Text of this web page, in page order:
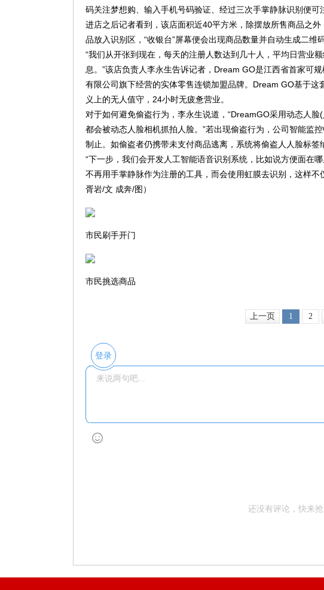
码关注梦想购、输入手机号码验证、经过三次手掌静脉识别便可
进店之后记者看到，该店面积近40平方米，除摆放所售商品之
品放入识别区，“收银台”屏幕便会出现商品数量并自动生成二维
“我们从开张到现在，每天的注册人数达到几十人，平均日营业
息。”该店负责人李永生告诉记者，Dream GO是江西省首家可
有限公司旗下经营的实体零售连锁加盟品牌。Dream GO基于
义上的无人值守，24小时无疲惫营业。
对于如何避免偷盗行为，李永生说道，“DreamGO采用动态人
都会被动态人脸相机抓拍人脸。”若出现偷盗行为，公司智能监
制止。如偷盗者仍携带未支付商品逃离，系统将偷盗人人脸标签
“下一步，我们会开发人工智能语音识别系统，比如说方便面在
不再用手掌静脉作为注册的工具，而会使用虹膜去识别，这样
胥岩/文 成奔/图）
市民刷手开门
市民挑选商品
上一页 1 2
登录
还没有评论，快来